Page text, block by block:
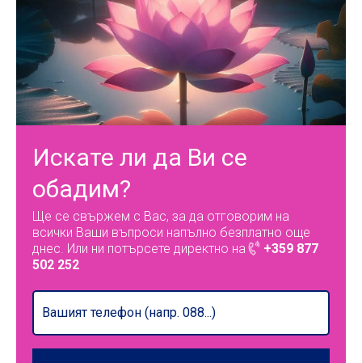
Искате ли да Ви се
обадим?
Ще се свържем с Вас, за да отговорим на
всички Ваши въпроси напълно безплатно още
днес. Или ни потърсете директно на
+359 877
502 252